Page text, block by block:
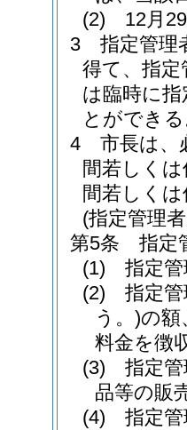
(2)
12月
3
指定管理
得て、指
は臨時に
とができ
4
市長は、
間若しく
間若しく
(指定管理
第5条
指定
(1)
指定
(2)
指定
う。)の額
料金を徴
(3)
指定
品等の販
(4)
指定